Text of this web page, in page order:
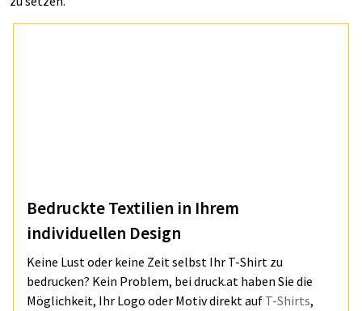
Bedruckte Textilien in Ihrem
individuellen Design
Keine Lust oder keine Zeit selbst Ihr T-Shirt zu
bedrucken? Kein Problem, bei druck.at haben Sie die
Möglichkeit, Ihr Logo oder Motiv direkt auf T-Shirts,